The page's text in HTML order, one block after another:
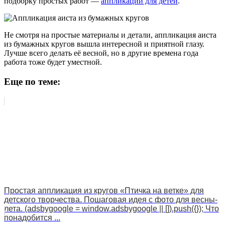
Не смотря на простые материалы и детали, аппликация аиста
из бумажных кругов вышла интересной и приятной глазу.
Лучше всего делать её весной, но в другие времена года
работа тоже будет уместной.
Еще по теме:
Простая аппликация из кругов «Птичка на ветке» для
детского творчества. Пошаговая идея с фото для весны-
лета. (adsbygoogle = window.adsbygoogle || []).push({}); Что
понадобится ...